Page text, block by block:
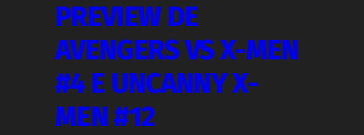
PREVIEW DE
AVENGERS VS X-MEN
#4 E UNCANNY X-
MEN #12